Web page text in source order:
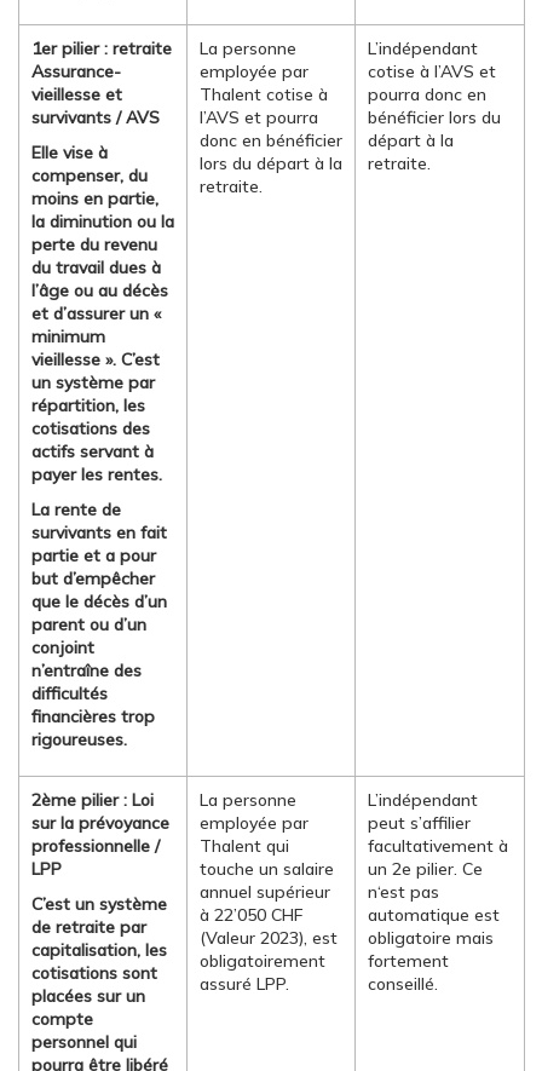
1er pilier : retraite
Assurance-
vieillesse et
survivants / AVS
Elle vise à
compenser, du
moins en partie,
la diminution ou la
perte du revenu
du travail dues à
l’âge ou au décès
et d’assurer un «
minimum
vieillesse ». C’est
un système par
répartition, les
cotisations des
actifs servant à
payer les rentes.
La rente de
survivants en fait
partie et a pour
but d’empêcher
que le décès d’un
parent ou d’un
conjoint
n’entraîne des
difficultés
financières trop
rigoureuses.
La personne
employée par
Thalent cotise à
l’AVS et pourra
donc en bénéficier
lors du départ à la
retraite.
L’indépendant
cotise à l’AVS et
pourra donc en
bénéficier lors du
départ à la
retraite.
2ème pilier : Loi
sur la prévoyance
professionnelle /
LPP
C’est un système
de retraite par
capitalisation, les
cotisations sont
placées sur un
compte
personnel qui
pourra être libéré
La personne
employée par
Thalent qui
touche un salaire
annuel supérieur
à 22’050 CHF
(Valeur 2023), est
obligatoirement
assuré LPP.
L’indépendant
peut s’affilier
facultativement à
un 2e pilier. Ce
n‘est pas
automatique est
obligatoire mais
fortement
conseillé.